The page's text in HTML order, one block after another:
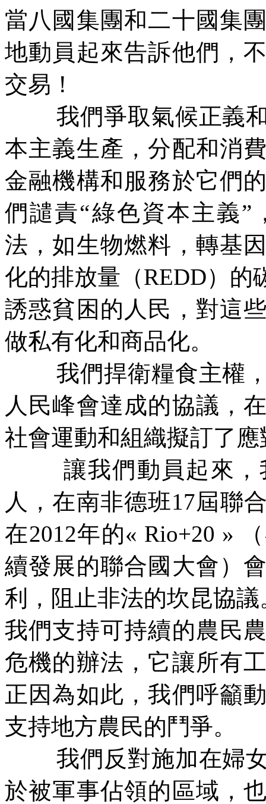
當八國集團和二十國集
地動員起來告訴他們，
交易！
我們爭取氣候正義
本主義生產，分配和消
金融機構和服務於它們
們譴責“綠色資本主義”
法，如生物燃料，轉基
化的排放量（REDD）的
誘惑貧困的人民，對這
做私有化和商品化。
我們捍衛糧食主權
人民峰會達成的協議，
社會運動和組織擬訂了
讓我們動員起來
人，在南非德班17屆聯
在2012年的« Rio+20 »
續發展的聯合國大會）
利，阻止非法的坎昆協議
我們支持可持續的農民
危機的辦法，它讓所有
正因為如此，我們呼籲
支持地方農民的鬥爭。
我們反對施加在婦
於被軍事佔領的區域，